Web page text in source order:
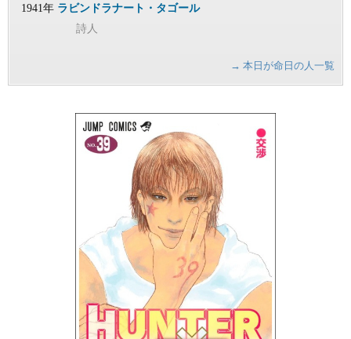
1941年 ラビンドラナート・タゴール
詩人
→ 本日が命日の人一覧